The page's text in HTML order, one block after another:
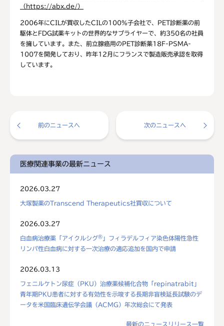
（ https://abx.de/）
2006年にCILが買収したCILの100%子会社で、PET診断薬の前
駆体とFDG試薬キットの世界的なサプライヤーで、約350名の社員
を擁しています。また、前立腺癌用のPET診断薬18F-PSMA-
1007を開発しており、昨年12月にフランスで製造販売承認を取得
しています。
前のニュースへ 次のニュースへ
医療関連事業の最新ニュース
2026.03.27
大塚製薬のTranscend Therapeutics社買収について
2026.03.27
白血病治療薬「アイクルシグ® 」フィラデルフィア染色体陽性急性
リンパ性白血病に対する一次治療の適応追加を国内で申請
2026.03.13
フェニルケトン尿症（PKU）治療薬候補化合物「repinatrabit」
青年期PKU患者に対する有効性を示唆する長期非盲検延長試験のデ
ータを米国臨床遺伝学会議（ACMG）年次総会にて発表
最新のニュースリリース一覧